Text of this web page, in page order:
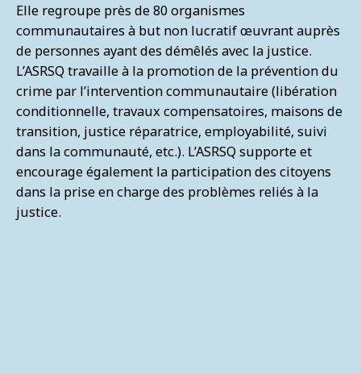
Elle regroupe près de 80 organismes
communautaires à but non lucratif œuvrant auprès
de personnes ayant des démêlés avec la justice.
L’ASRSQ travaille à la promotion de la prévention du
crime par l’intervention communautaire (libération
conditionnelle, travaux compensatoires, maisons de
transition, justice réparatrice, employabilité, suivi
dans la communauté, etc.). L’ASRSQ supporte et
encourage également la participation des citoyens
dans la prise en charge des problèmes reliés à la
justice.